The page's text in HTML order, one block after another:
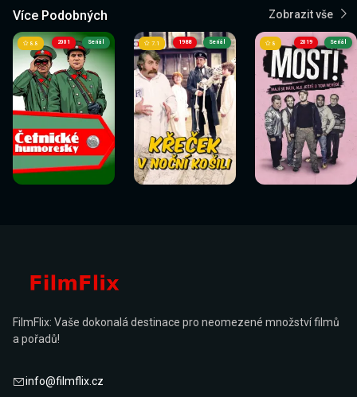
Více Podobných Zobrazit vše
2001
8.8 Seriál 1988
7.1 Seriál 2019
8 Seriál
FilmFlix: Vaše dokonalá destinace pro neomezené množství filmů
a pořadů!
info@filmflix.cz